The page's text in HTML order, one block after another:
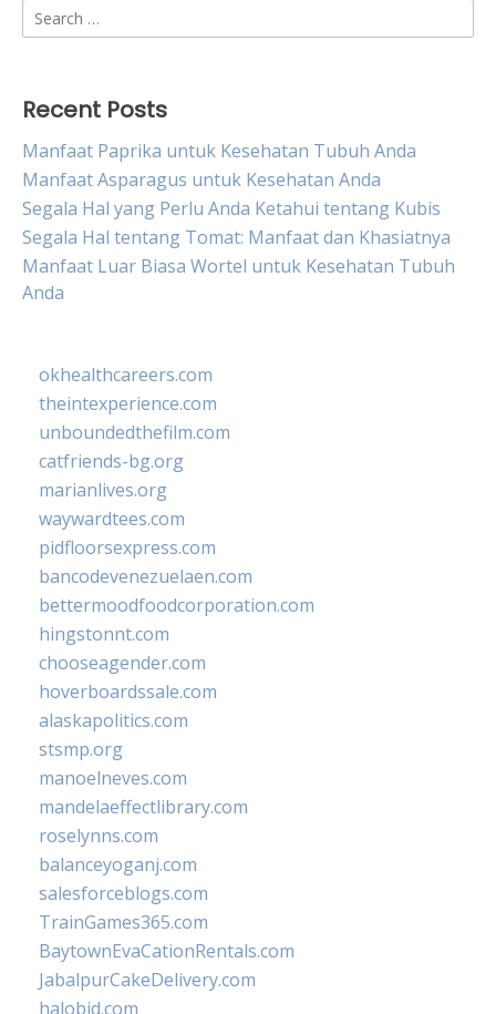
Search
for:
Recent Posts
Manfaat Paprika untuk Kesehatan Tubuh Anda
Manfaat Asparagus untuk Kesehatan Anda
Segala Hal yang Perlu Anda Ketahui tentang Kubis
Segala Hal tentang Tomat: Manfaat dan Khasiatnya
Manfaat Luar Biasa Wortel untuk Kesehatan Tubuh
Anda
okhealthcareers.com
theintexperience.com
unboundedthefilm.com
catfriends-bg.org
marianlives.org
waywardtees.com
pidfloorsexpress.com
bancodevenezuelaen.com
bettermoodfoodcorporation.com
hingstonnt.com
chooseagender.com
hoverboardssale.com
alaskapolitics.com
stsmp.org
manoelneves.com
mandelaeffectlibrary.com
roselynns.com
balanceyoganj.com
salesforceblogs.com
TrainGames365.com
BaytownEvaCationRentals.com
JabalpurCakeDelivery.com
halobjd.com